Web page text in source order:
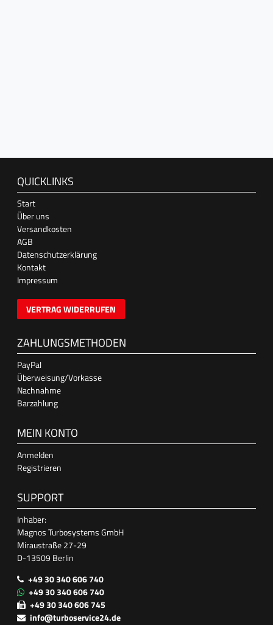
QUICKLINKS
Start
Über uns
Versandkosten
AGB
Datenschutzerklärung
Kontakt
Impressum
VERTRAG WIDERRUFEN
ZAHLUNGSMETHODEN
PayPal
Überweisung/Vorkasse
Nachnahme
Barzahlung
MEIN KONTO
Anmelden
Registrieren
SUPPORT
Inhaber:
Magnos Turbosystems GmbH
Miraustraße 27-29
D-13509 Berlin
+49 30 340 606 740
+49 30 340 606 740
+49 30 340 606 745
info@turboservice24.de